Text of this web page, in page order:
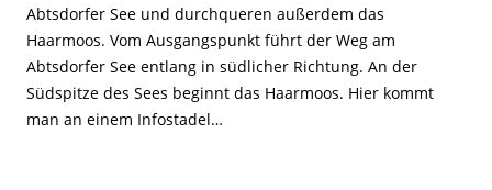
Abtsdorfer See und durchqueren außerdem das
Haarmoos. Vom Ausgangspunkt führt der Weg am
Abtsdorfer See entlang in südlicher Richtung. An der
Südspitze des Sees beginnt das Haarmoos. Hier kommt
man an einem Infostadel…